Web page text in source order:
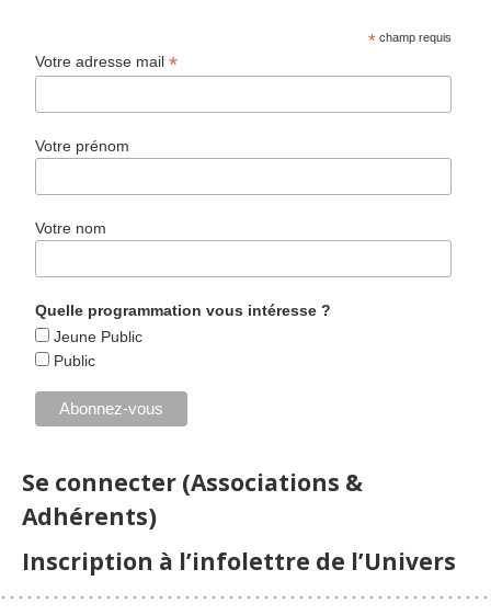
* champ requis
Votre adresse mail*
Votre prénom
Votre nom
Quelle programmation vous intéresse ?
Jeune Public
Public
Se connecter (Associations &
Adhérents)
Inscription à l’infolettre de l’Univers